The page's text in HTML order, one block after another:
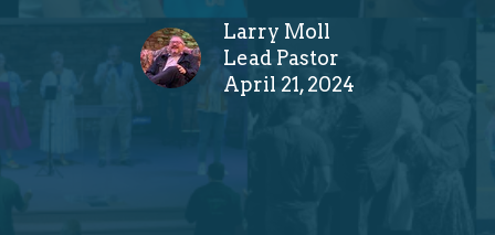
Larry Moll
Lead Pastor
April 21, 2024